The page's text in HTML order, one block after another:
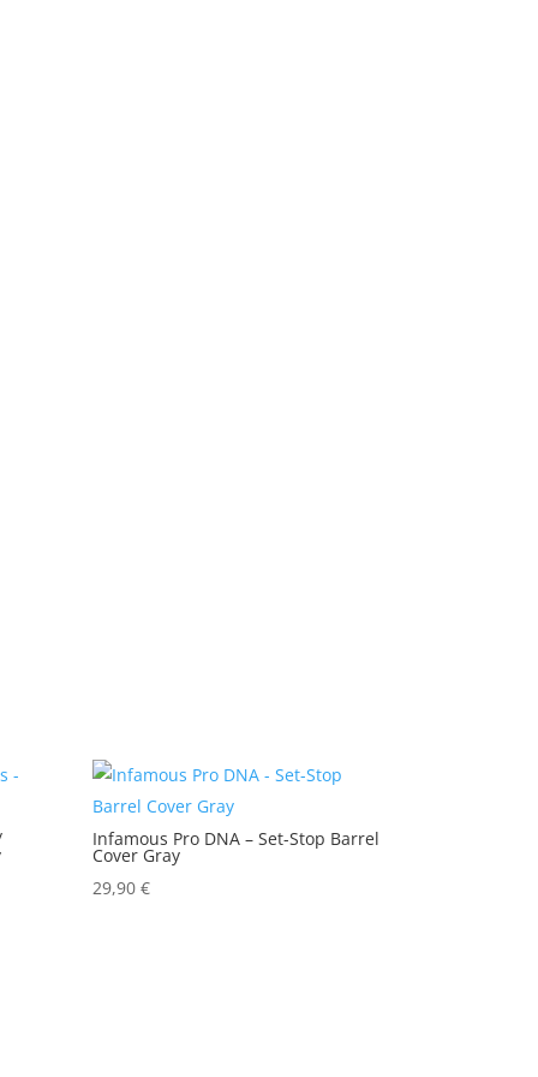
Infamous Pro DNA – Set-Stop Barrel
Cover Gray
29,90 €